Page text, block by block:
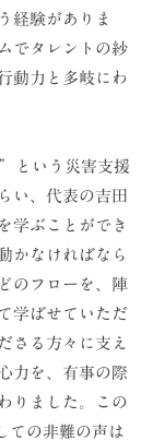
経験がありま
でタレントの紗
動力と多岐にわ
という災害支援
い、代表の吉田
学ぶことができ
かなければなら
のフローを、陣
学ばせていただ
る方々に支え
力を、有事の際
りました。この
ての非難の声は